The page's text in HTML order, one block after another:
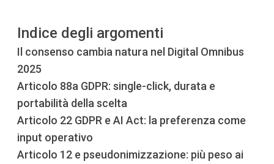
Indice degli argomenti
Il consenso cambia natura nel Digital Omnibus
2025
Articolo 88a GDPR: single-click, durata e
portabilità della scelta
Articolo 22 GDPR e AI Act: la preferenza come
input operativo
Articolo 12 e pseudonimizzazione: più peso ai